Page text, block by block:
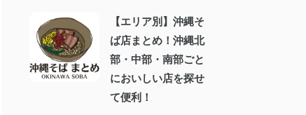
【エリア別】沖縄そ
ば店まとめ！沖縄北
部・中部・南部ごと
においしい店を探せ
て便利！